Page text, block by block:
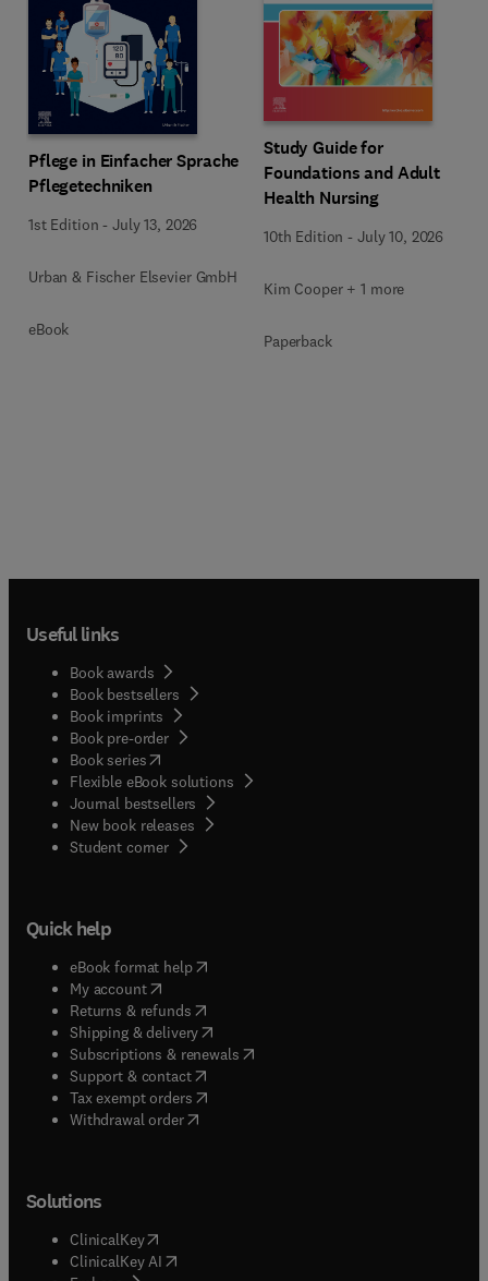
Pflege in Einfacher Sprache
Pflegetechniken
1st Edition -July 13, 2026
Urban & Fischer Elsevier GmbH
eBook
Study Guide for
Foundations and Adult
Health Nursing
10th Edition - July 10, 2026
Kim Cooper + 1 more
Paperback
Useful links
Book awards
Book bestsellers
Book imprints
Book pre-order
Book series(opens in new tab/window
Flexible eBook solutions
Journal bestsellers
New book releases
Student corner( opens in new tab/window
Quick help
eBook format help( opens in new tab/window
My account( opens in new tab/window
Returns & refunds( opens in new tab/window
Shipping & delivery(opens in new tab/window
Subscriptions & renewals( opens in new tab/window
Support & contact( opens in new tab/window
Tax exempt orders( opens in new tab/window
Withdrawal order
Solutions
ClinicalKey(opens in new tab/window
ClinicalKey AI opens in new tab/window